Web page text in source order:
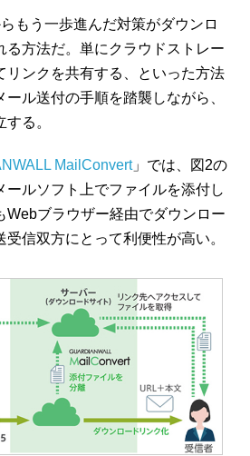
もう一歩進んだ対策がダウンロ
る方法だ。単にクラウドストレー
リンクを共有する、といった方法
ル送付の手順を踏襲しながら、
る。
MailConvert」では、図2の
ールソフト上でファイルを添付し
Webブラウザー経由でダウンロー
受信双方にとって利便性が高い。